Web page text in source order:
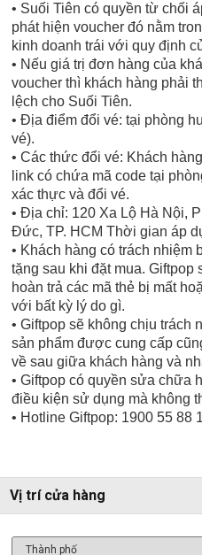
• Suối Tiên có quyền từ chối
phát hiện voucher đó nằm
kinh doanh trái với quy định
• Nếu giá trị đơn hàng của
voucher thì khách hàng phải
lệch cho Suối Tiên.
• Địa điểm đổi vé: tại phòng
vé).
• Các thức đổi vé: Khách
link có chứa mã code tại
xác thực và đổi vé.
• Địa chỉ: 120 Xa Lộ Hà Nội,
Đức, TP. HCM Thời gian áp
• Khách hàng có trách nhiệm
tặng sau khi đặt mua. Giftpop
hoàn trả các mã thẻ bị mất
với bất kỳ lý do gì.
• Giftpop sẽ không chịu
sản phẩm được cung cấp
về sau giữa khách hàng và
• Giftpop có quyền sửa chữa
điều kiện sử dụng mà không
• Hotline Giftpop: 1900 55 88
Vị trí cửa hàng